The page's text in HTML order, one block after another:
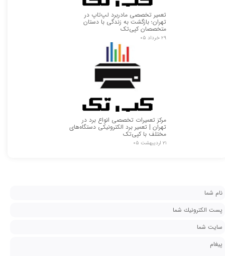
تعمیر تخصصی مادربرد لپ‌تاپ در
تهران؛ بازگشت به زندگی با دستان
متخصصان کپی‌تک
۲۹ خرداد ۰۵
مرکز تعمیرات تخصصی انواع برد در
تهران | تعمیر برد الکترونیکی دستگاه‌های
مختلف با کپی‌تک
۲۱ اردیبهشت ۰۵